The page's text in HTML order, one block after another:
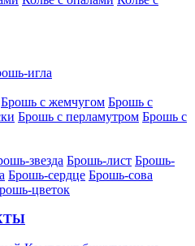
игла
Брошь с жемчугом Брошь с
Брошь с перламутром Брошь с
звезда Брошь-лист Брошь-
Брошь-сердце Брошь-сова
цветок